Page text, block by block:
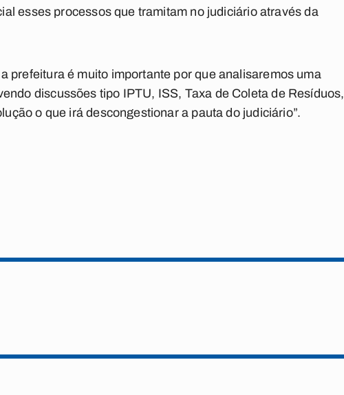
esses processos que tramitam no judiciário através da
prefeitura é muito importante por que analisaremos uma
discussões tipo IPTU, ISS, Taxa de Coleta de Resíduos,
o que irá descongestionar a pauta do judiciário”.